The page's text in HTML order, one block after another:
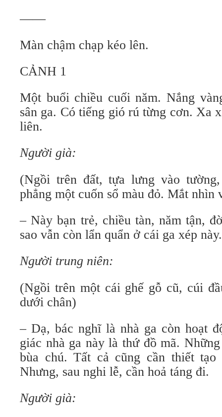
——
Màn chậm chạp kéo lên.
CẢNH 1
Một buổi chiều cuối năm. Nắng
sân ga. Có tiếng gió rú từng cơn. Xa
liên.
Người già:
(Ngồi trên đất, tựa lưng vào
phẳng một cuốn sổ màu đỏ. Mắt nhìn
– Này bạn trẻ, chiều tàn, năm tận,
sao vẫn còn lẩn quẩn ở cái ga xép này.
Người trung niên:
(Ngồi trên một cái ghế gỗ cũ, cúi
dưới chân)
– Dạ, bác nghĩ là nhà ga còn hoạt
giác nhà ga này là thứ đồ mã.
bùa chú. Tất cả cũng cần thiết
Nhưng, sau nghi lễ, cần hoả táng đi.
Người già: